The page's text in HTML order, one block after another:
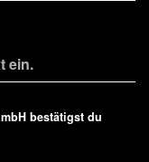
bestätigst du